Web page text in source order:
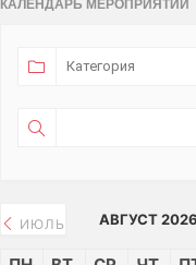
ИЮЛЬ АВГУСТ 2026